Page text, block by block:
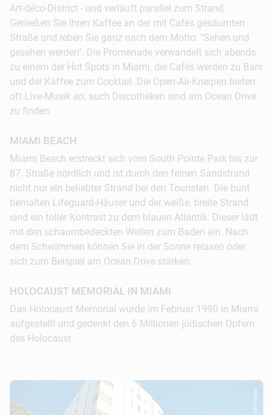
Art-déco-District - und verläuft parallel zum Strand.
Genießen Sie Ihren Kaffee an der mit Cafés gesäumten
Straße und leben Sie ganz nach dem Motto: "Sehen und
gesehen werden". Die Promenade verwandelt sich abends
zu einem der Hot Spots in Miami, die Cafés werden zu Bars
und der Kaffee zum Cocktail. Die Open-Air-Kneipen bieten
oft Live-Musik an, auch Discotheken sind am Ocean Drive
zu finden.
MIAMI BEACH
Miami Beach erstreckt sich vom South Pointe Park bis zur
87. Straße nördlich und ist durch den feinen Sandstrand
nicht nur ein beliebter Strand bei den Touristen. Die bunt
bemalten Lifeguard-Häuser und der weiße, breite Strand
sind ein toller Kontrast zu dem blauen Atlantik. Dieser lädt
mit den schaumbedeckten Wellen zum Baden ein. Nach
dem Schwimmen können Sie in der Sonne relaxen oder
sich zum Beispiel am Ocean Drive stärken.
HOLOCAUST MEMORIAL IN MIAMI
Das Holocaust Memorial wurde im Februar 1990 in Miami
aufgestellt und gedenkt den 6 Millionen jüdischen Opfern
des Holocaust.
© Visit Florida